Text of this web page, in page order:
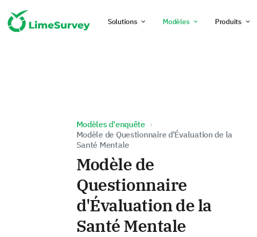
Solutions Modèles Produits
Modèles d'enquête
Modèle de Questionnaire d'Évaluation de la
Santé Mentale
Modèle de
Questionnaire
d'Évaluation de la
Santé Mentale